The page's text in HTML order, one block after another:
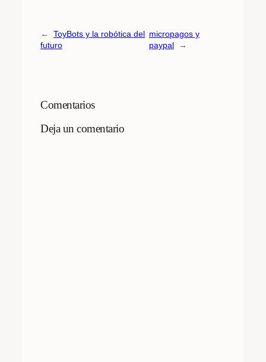
←
ToyBots y la robótica del
futuro
micropagos y
paypal
→
Comentarios
Deja un comentario